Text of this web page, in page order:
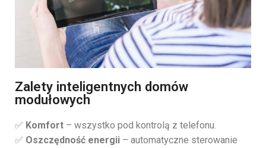
Zalety inteligentnych domów
modułowych
✅ Komfort – wszystko pod kontrolą z telefonu.
✅ Oszczędność energii – automatyczne sterowanie